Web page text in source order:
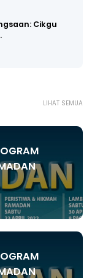
Cikgu
LIHAT SEMUA